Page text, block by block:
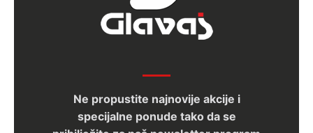
Ne propustite najnovije akcije i
specijalne ponude tako da se